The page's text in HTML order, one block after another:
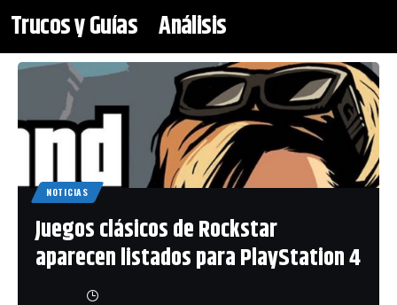
Trucos y Guías Análisis
NOTICIAS
Juegos clásicos de Rockstar
aparecen listados para PlayStation 4